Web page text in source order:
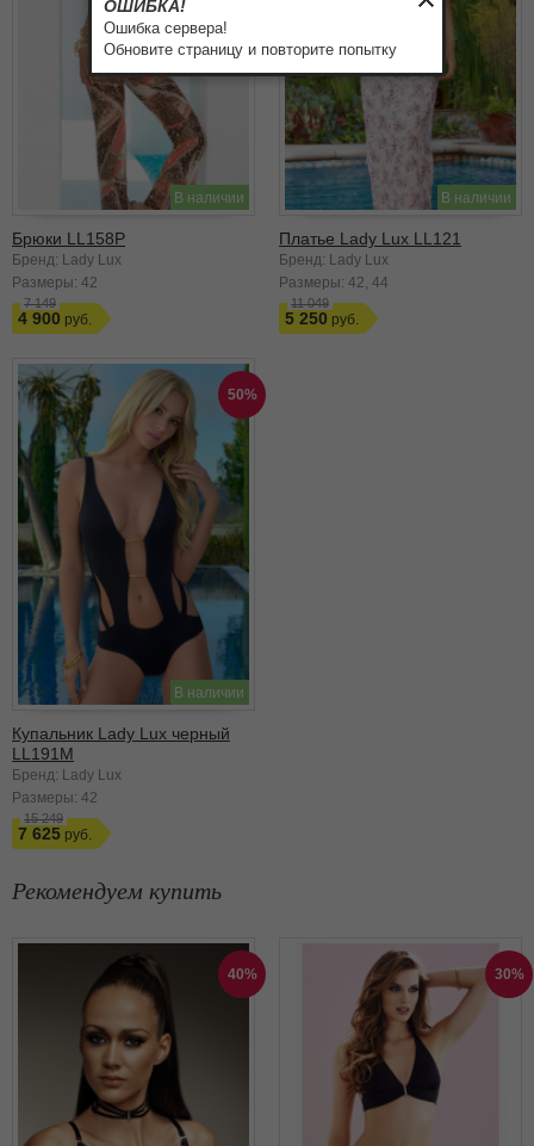
В наличии
Брюки LL158P
Бренд: Lady Lux
Размеры: 42
7 149
4 900
В наличии
Платье Lady Lux LL121
Бренд: Lady Lux
Размеры: 42 44
11 049
5 250
50%
В наличии
Купальник Lady Lux черный
LL191M
Бренд: Lady Lux
Размеры: 42
15 249
7 625
Рекомендуем купить
40% 30%
ОШИБКА!
Ошибка сервера!
Обновите страницу и повторите попытку